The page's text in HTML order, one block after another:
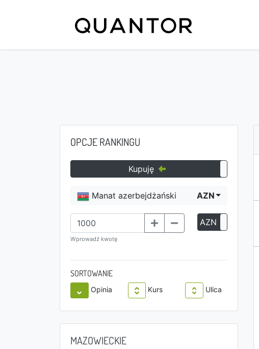
OPCJE RANKINGU
Kupuję
Manat azerbejdżański AZN
Wprowadź kwotę
AZN
SORTOWANIE
Opinia Kurs Ulica
MAZOWIECKIE